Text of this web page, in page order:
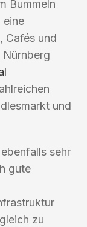
Bummeln
eine
Cafés und
und
sehr
gute
zu